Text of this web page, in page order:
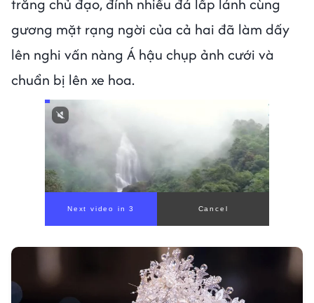
gương mặt rạng ngời của cả hai đã làm dấy
lên nghi vấn nàng Á hậu chụp ảnh cưới và
chuẩn bị lên xe hoa.
Next video in 1 Cancel